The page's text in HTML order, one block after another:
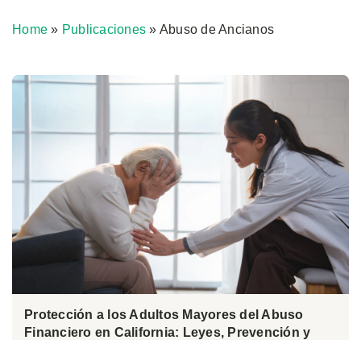
Home » Publicaciones » Abuso de Ancianos
Protección a los Adultos Mayores del Abuso
Financiero en California: Leyes, Prevención y